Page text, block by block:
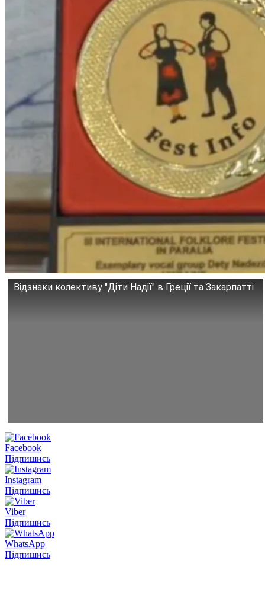
Відзнаки колективу "Діти Надії" в Греції та Закарпатті
Facebook
Підпишись
Instagram
Підпишись
Viber
Підпишись
WhatsApp
Підпишись